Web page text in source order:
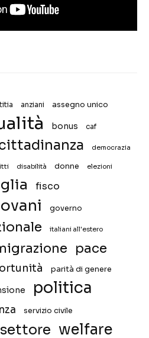
anziani assegno unico
bonus caf
democrazia
disabilità donne elezioni
fisco
governo
italiani all'estero
pace
parità di genere
politica
servizio civile
welfare